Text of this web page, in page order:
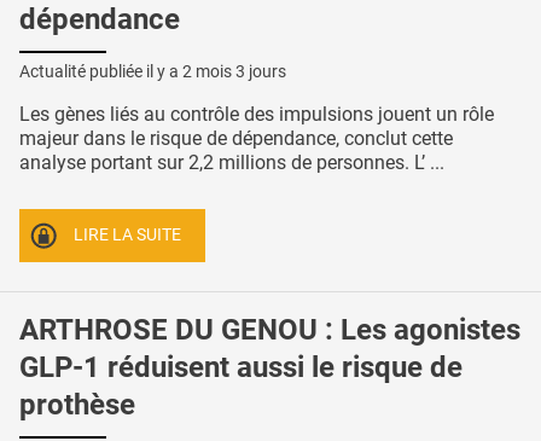
dépendance
Actualité publiée il y a 2 mois 3 jours
Les gènes liés au contrôle des impulsions jouent un rôle
majeur dans le risque de dépendance, conclut cette
analyse portant sur 2,2 millions de personnes. L’ ...
LIRE LA SUITE
ARTHROSE DU GENOU : Les agonistes
GLP-1 réduisent aussi le risque de
prothèse